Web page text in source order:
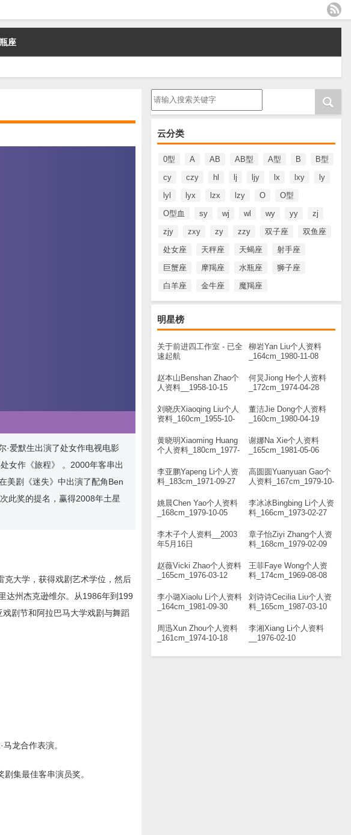
座
云分类
0型 A AB AB型 A型 B
B型
cy
czy hl lj ljy lx lxy
ly
lyl
lyx lzx lzy O
O型
O型血
sy wj wl wy yy
zj
zjy
zxy zy zzy 双子座
双鱼座
处女座
天秤座 天蝎座
射手座
巨蟹座
摩羯座 水瓶座
狮子座
白羊座
金牛座 魔羯座
明星榜
关于前进四工作室 - 已全
速起航
柳岩Yan Liu个人资料
_164cm_1980-11-08
赵本山Benshan Zhao个
人资料__1958-10-15
何炅Jiong He个人资料
_172cm_1974-04-28
刘晓庆Xiaoqing Liu个人
资料_160cm_1955-10-
董洁Jie Dong个人资料
_160cm_1980-04-19
黄晓明Xiaoming Huang
个人资料_180cm_1977-
谢娜Na Xie个人资料
_165cm_1981-05-06
李亚鹏Yapeng Li个人资
料_183cm_1971-09-27
高圆圆Yuanyuan Gao个
人资料_167cm_1979-10-
姚晨Chen Yao个人资料
_168cm_1979-10-05
李冰冰Bingbing Li个人资
料_166cm_1973-02-27
李木子个人资料__2003
年5月16日
章子怡Ziyi Zhang个人资
料_168cm_1979-02-09
赵薇Vicki Zhao个人资料
_165cm_1976-03-12
王菲Faye Wong个人资
料_174cm_1969-08-08
李小璐Xiaolu Li个人资料
_164cm_1981-09-30
刘诗诗Cecilia Liu个人资
料_165cm_1987-03-10
周迅Xun Zhou个人资料
_161cm_1974-10-18
李湘Xiang Li个人资料
__1976-02-10
·爱默生出演了处女作电视电影
女作《旅程》 。2000年客串出
美剧《迷失》中出演了配角Ben
此奖的提名，赢得2008年土星
克大学，获得戏剧艺术学位，然后
达州杰克逊维尔。从1986年到199
剧节和阿拉巴马大学戏剧与舞蹈
龙合作表演。
集最佳客串演员奖。